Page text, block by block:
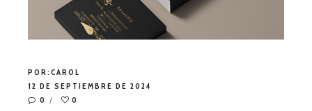
POR:CAROL
12 DE SEPTIEMBRE DE 2024
0
0